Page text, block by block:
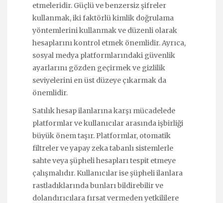
etmeleridir. Güçlü ve benzersiz şifreler
kullanmak, iki faktörlü kimlik doğrulama
yöntemlerini kullanmak ve düzenli olarak
hesaplarını kontrol etmek önemlidir. Ayrıca,
sosyal medya platformlarındaki güvenlik
ayarlarını gözden geçirmek ve gizlilik
seviyelerini en üst düzeye çıkarmak da
önemlidir.
Satılık hesap ilanlarına karşı mücadelede
platformlar ve kullanıcılar arasında işbirliği
büyük önem taşır. Platformlar, otomatik
filtreler ve yapay zeka tabanlı sistemlerle
sahte veya şüpheli hesapları tespit etmeye
çalışmalıdır. Kullanıcılar ise şüpheli ilanlara
rastladıklarında bunları bildirebilir ve
dolandırıcılara fırsat vermeden yetkililere